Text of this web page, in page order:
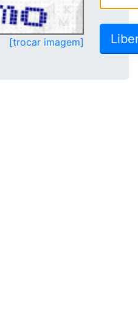
[trocar imagem]